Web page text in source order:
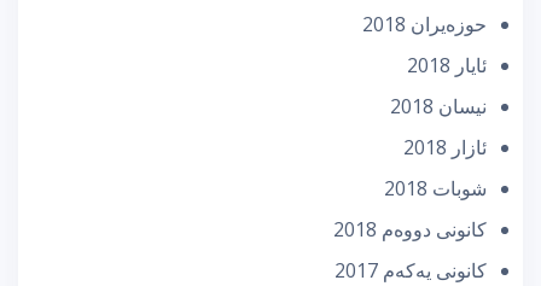
حوزه‌یران 2018
ئایار 2018
نیسان 2018
ئازار 2018
شوبات 2018
كانونی دووه‌م 2018
كانونی یه‌كه‌م 2017